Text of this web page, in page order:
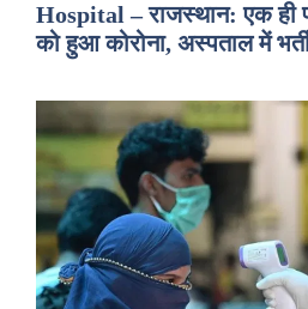
Hospital – राजस्थान: एक ही
को हुआ कोरोना, अस्पताल में